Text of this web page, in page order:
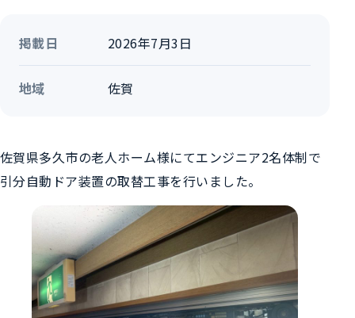
掲載日 2026年7月3日
地域 佐賀
佐賀県多久市の老人ホーム様にてエンジニア2名体制で
引分自動ドア装置の取替工事を行いました。